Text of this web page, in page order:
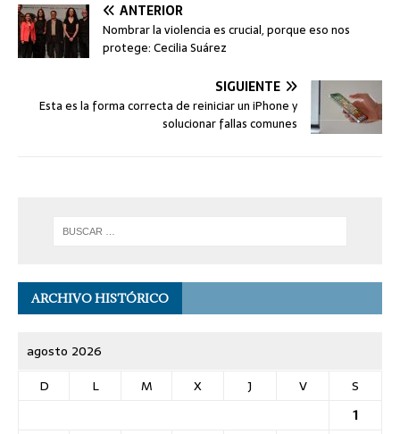
ANTERIOR
Nombrar la violencia es crucial, porque eso nos
protege: Cecilia Suárez
SIGUIENTE
Esta es la forma correcta de reiniciar un iPhone y
solucionar fallas comunes
ARCHIVO HISTÓRICO
agosto 2026
D
L M X J V
S
1